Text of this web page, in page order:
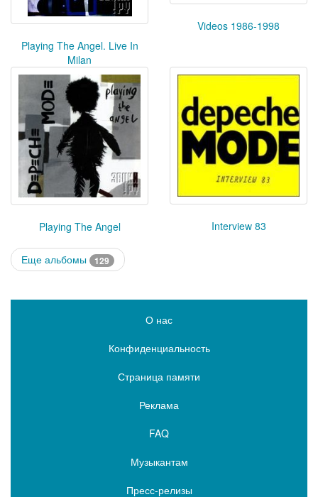
Playing The Angel. Live In
Milan
Videos 1986-1998
Playing The Angel Interview 83
Еще альбомы 129
О нас
Конфиденциальность
Страница памяти
Реклама
FAQ
Музыкантам
Пресс-релизы